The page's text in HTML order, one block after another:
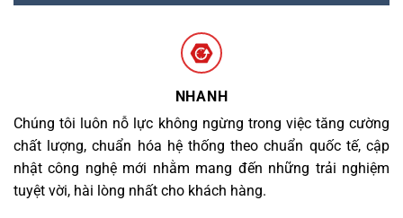
NHANH
Chúng tôi luôn nỗ lực không ngừng trong việc tăng cường
chất lượng, chuẩn hóa hệ thống theo chuẩn quốc tế, cập
nhật công nghệ mới nhằm mang đến những trải nghiệm
tuyệt vời, hài lòng nhất cho khách hàng.